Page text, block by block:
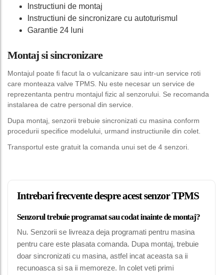
Instructiuni de montaj
Instructiuni de sincronizare cu autoturismul
Garantie 24 luni
Montaj si sincronizare
Montajul poate fi facut la o vulcanizare sau intr-un service roti
care monteaza valve TPMS. Nu este necesar un service de
reprezentanta pentru montajul fizic al senzorului. Se recomanda
instalarea de catre personal din service.
Dupa montaj, senzorii trebuie sincronizati cu masina conform
procedurii specifice modelului, urmand instructiunile din colet.
Transportul este gratuit la comanda unui set de 4 senzori.
Intrebari frecvente despre acest senzor TPMS
Senzorul trebuie programat sau codat inainte de montaj?
Nu. Senzorii se livreaza deja programati pentru masina
pentru care este plasata comanda. Dupa montaj, trebuie
doar sincronizati cu masina, astfel incat aceasta sa ii
recunoasca si sa ii memoreze. In colet veti primi